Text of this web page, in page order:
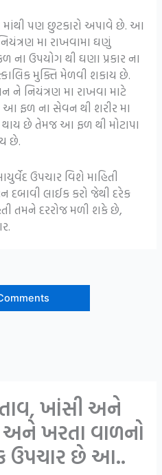
માંથી પણ છુટકારો અપાવે છે. આ
મા રાખવામા ઘણું
ઉપયોગ થી ઘણા પ્રકાર ના
મુક્તિ મેળવી શકાય છે.
ને નિયંત્રણ મા રાખવા માટે
આ ફળ ના સેવન થી શરીર મા
થાય છે તેમજ આ ફળ થી મોટાપા
છે.
ઉપચાર વિશે માહિતી
લાઈક કરો જેથી દરેક
તમને દરરોજ મળી શકે છે,
તાવ, ખાંસી અને
અને ખરતા વાળનો
ઉપચાર છે આ..